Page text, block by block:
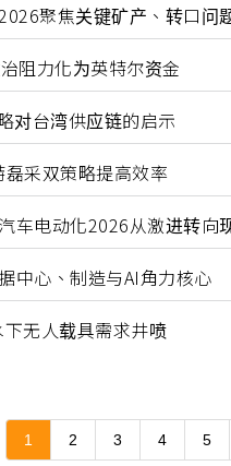
聚焦关键矿产、转口问
阻力化为英特尔资金
对台湾供应链的启示
采双策略提高效率
车电动化2026从激进转向
中心、制造与AI角力核心
无人载具需求井喷
1 2 3 4 5